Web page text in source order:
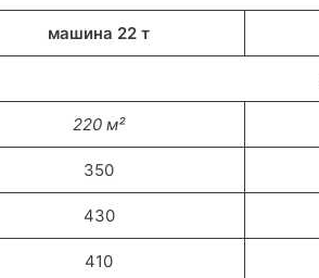
машина 22 т
220 м²
350
430
410